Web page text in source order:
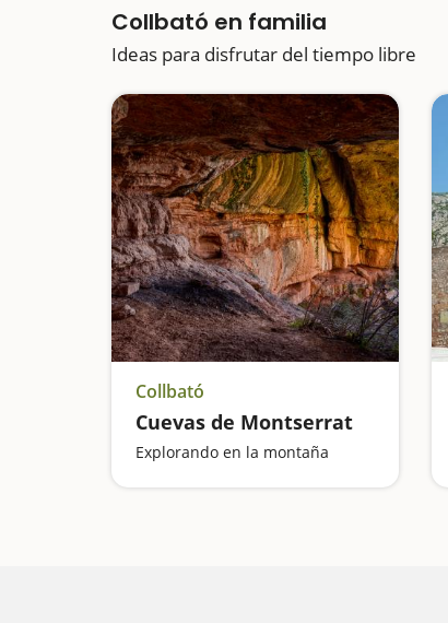
Collbató en familia
Ideas para disfrutar del tiempo libre
Collbató
Cuevas de Montserrat
Explorando en la montaña